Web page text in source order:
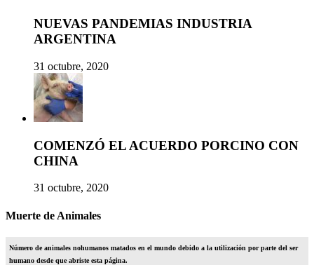
NUEVAS PANDEMIAS INDUSTRIA
ARGENTINA
31 octubre, 2020
COMENZÓ EL ACUERDO PORCINO CON
CHINA
31 octubre, 2020
Muerte de Animales
Número de animales nohumanos matados en el mundo debido a la utilización por parte del ser
humano desde que abriste esta página.